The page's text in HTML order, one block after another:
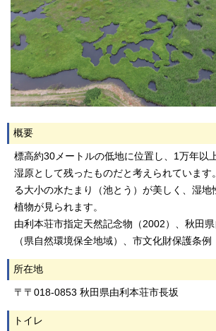
概要
標高約30メートルの低地に位置し、1万年以
湿原として残ったものだと考えられています
る大小の水たまり（池とう）が美しく、湿地
植物が見られます。
由利本荘市指定天然記念物（2002）、秋田
（県自然環境保全地域）、市文化財保護条例
所在地
〒〒018-0853 秋田県由利本荘市長坂
トイレ